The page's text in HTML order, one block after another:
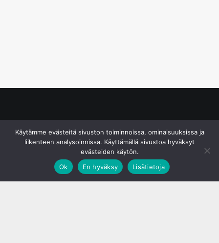
Käytämme evästeitä sivuston toiminnoissa, ominaisuuksissa ja
liikenteen analysoinnissa. Käyttämällä sivustoa hyväksyt
evästeiden käytön.
Ok
En hyväksy Lisätietoja